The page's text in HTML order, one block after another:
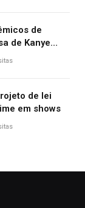
de
de Kanye
no Grammy
de lei
em shows